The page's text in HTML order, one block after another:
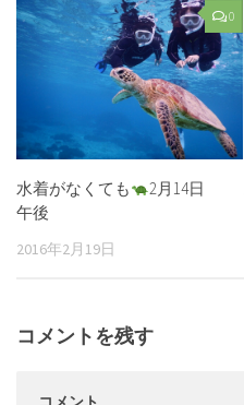
0
水着がなくても
2月14日
午後
2016年2月19日
コメントを残す